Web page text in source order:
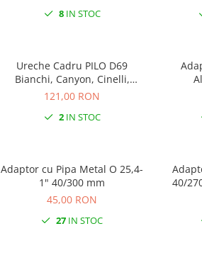
8IN STOC
Ureche Cadru PILO D69
Bianchi, Canyon, Cinelli,
Haibike, Kona, Ridley, Stevens,
121,00 RON
2IN STOC
Adaptor
Adaptor cu Pipa Metal O 25,4-
1" 40/300 mm
45,00 RON
27 IN STOC
40/